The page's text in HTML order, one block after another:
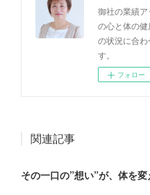
御社の業績
の心と体の
の状況に合
す。
フォロー
関連記事
その一口の”想い”が、体を変